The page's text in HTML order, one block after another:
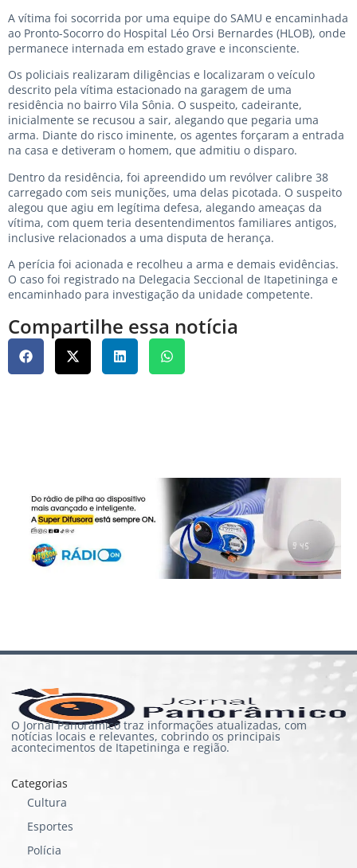
A vítima foi socorrida por uma equipe do SAMU e encaminhada
ao Pronto-Socorro do Hospital Léo Orsi Bernardes (HLOB), onde
permanece internada em estado grave e inconsciente.
Os policiais realizaram diligências e localizaram o veículo
descrito pela vítima estacionado na garagem de uma
residência no bairro Vila Sônia. O suspeito, cadeirante,
inicialmente se recusou a sair, alegando que pegaria uma
arma. Diante do risco iminente, os agentes forçaram a entrada
na casa e detiveram o homem, que admitiu o disparo.
Dentro da residência, foi apreendido um revólver calibre 38
carregado com seis munições, uma delas picotada. O suspeito
alegou que agiu em legítima defesa, alegando ameaças da
vítima, com quem teria desentendimentos familiares antigos,
inclusive relacionados a uma disputa de herança.
A perícia foi acionada e recolheu a arma e demais evidências.
O caso foi registrado na Delegacia Seccional de Itapetininga e
encaminhado para investigação da unidade competente.
Compartilhe essa notícia
O Jornal Panorâmico traz informações atualizadas, com
notícias locais e relevantes, cobrindo os principais
acontecimentos de Itapetininga e região.
Categorias
Cultura
Esportes
Polícia